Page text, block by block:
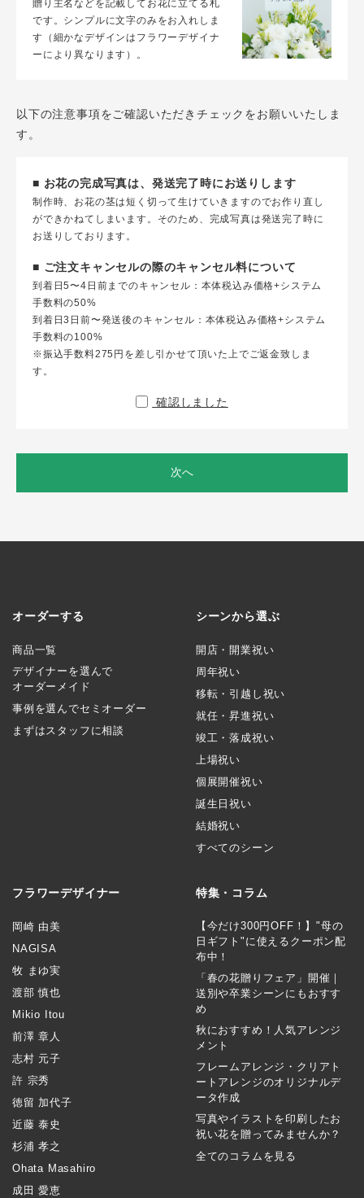
贈り主名などを記載してお花に立てる札
です。シンプルに文字のみをお入れしま
す（細かなデザインはフラワーデザイナ
ーにより異なります）。
以下の注意事項をご確認いただきチェックをお願いいたしま
す。
■ お花の完成写真は、発送完了時にお送りします
制作時、お花の茎は短く切って生けていきますのでお作り直し
ができかねてしまいます。そのため、完成写真は発送完了時に
お送りしております。
■ ご注文キャンセルの際のキャンセル料について
到着日5〜4日前までのキャンセル：本体税込み価格+システム
手数料の50%
到着日3日前〜発送後のキャンセル：本体税込み価格+システム
手数料の100%
※振込手数料275円を差し引かせて頂いた上でご返金致しま
す。
確認しました
次へ
オーダーする
商品一覧
デザイナーを選んで
オーダーメイド
事例を選んでセミオーダー
まずはスタッフに相談
シーンから選ぶ
開店・開業祝い
周年祝い
移転・引越し祝い
就任・昇進祝い
竣工・落成祝い
上場祝い
個展開催祝い
誕生日祝い
結婚祝い
すべてのシーン
フラワーデザイナー
岡崎 由美
NAGISA
牧 まゆ実
渡部 慎也
Mikio Itou
前澤 章人
志村 元子
許 宗秀
徳留 加代子
近藤 泰史
杉浦 孝之
Ohata Masahiro
成田 愛恵
特集・コラム
【今だけ300円OFF！】"母の
日ギフト"に使えるクーポン配
布中！
「春の花贈りフェア」開催｜
送別や卒業シーンにもおすす
め
秋におすすめ！人気アレンジ
メント
フレームアレンジ・クリアト
ートアレンジのオリジナルデ
ータ作成
写真やイラストを印刷したお
祝い花を贈ってみませんか？
全てのコラムを見る